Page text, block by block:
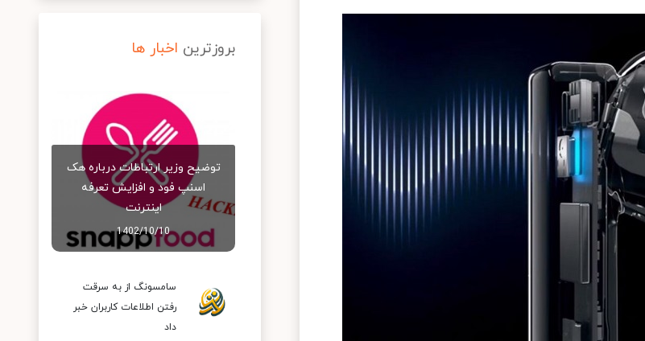
بروزترین اخبار ها
توضیح وزیر ارتباطات درباره هک
اسنپ‌ فود و افزایش تعرفه
اینترنت
1402/10/10
سامسونگ از به سرقت
رفتن اطلاعات کاربران خبر
داد